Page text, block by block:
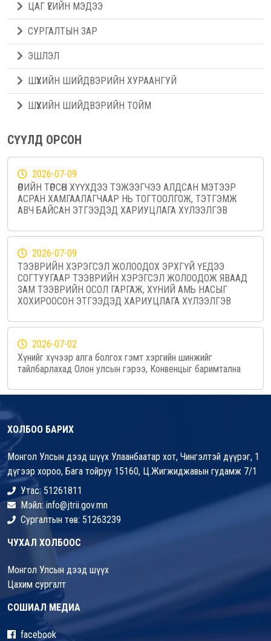
ЦАГ ҮЕИЙН МЭДЭЭ
СУРГАЛТЫН ЗАР
ЭШЛЭЛ
ШҮҮХИЙН ШИЙДВЭРИЙН ХУРААНГУЙ
ШҮҮХИЙН ШИЙДВЭРИЙН ТОЙМ
СҮҮЛД ОРСОН
2026-07-09
ӨӨРИЙН ТӨРСӨН ХҮҮХДЭЭ ТЭЖЭЭГЧЭЭ АЛДСАН МЭТЭЭР
АСРАН ХАМГААЛАГЧААР НЬ ТОГТООЛГОЖ, ТЭТГЭМЖ
АВЧ БАЙСАН ЭТГЭЭДЭД ХАРИУЦЛАГА ХҮЛЭЭЛГЭВ
2026-07-09
ТЭЭВРИЙН ХЭРЭГСЭЛ ЖОЛООДОХ ЭРХГҮЙ ҮЕДЭЭ
СОГТУУГААР ТЭЭВРИЙН ХЭРЭГСЭЛ ЖОЛООДОЖ ЯВААД
ЗАМ ТЭЭВРИЙН ОСОЛ ГАРГАЖ, ХҮНИЙ АМЬ НАСЫГ
ХОХИРООСОН ЭТГЭЭДЭД ХАРИУЦЛАГА ХҮЛЭЭЛГЭВ
2026-07-02
Хүнийг хүчээр алга болгох гэмт хэргийн шинжийг
тайлбарлахад Олон улсын гэрээ, Конвенцыг баримтална
ХОЛБОО БАРИХ
Монгол Улсын дээд шүүх Улаанбаатар хот, Чингэлтэй дүүрэг, 1
дүгээр хороо, Бага тойруу 15160, Ц.Жигжиджавын гудамж 7/1
Утас: 51261811
Мэйл: info@jtrii.gov.mn
Сургалтын төв: 51263239
ЧУХАЛ ХОЛБООС
Монгол Улсын дээд шүүх
Цахим сургалт
СОШИАЛ МЕДИА
facebook